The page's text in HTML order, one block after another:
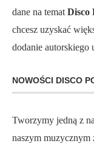
dane na temat Disco
chcesz uzyskać
dodanie autorskiego
NOWOŚCI DISCO
Tworzymy jedną z
naszym muzycznym